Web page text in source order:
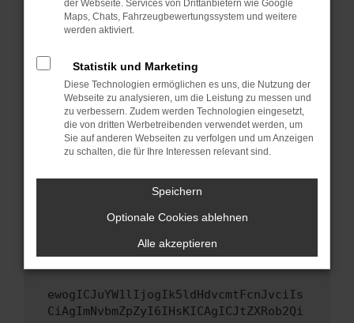
Probleme zu beheben.
Betriebssystem auf dem neuesten Stand
sind.
Veraltete Software birgt nicht nur ein
Sicherheitsrisiko, sondern kann auch dazu
führen, dass bestimmte Funktionen nicht mehr
unterstützt werden.
Wenn du alle oben genannten Schritte versucht
versuchen, das Problem zu beheben. Du kannst
uns diesen Text schicken, um uns bei der
Fehlersuche zu unterstützen:
ewogICJuYW1lIjogIk5ldHdvcmtFcnJvciIs
CiAgImNvbmZpZyI6IHsKICAgICJtZXRob2Qi
der Webseite. Services von Drittanbietern wie Google
Maps, Chats, Fahrzeugbewertungssystem und weitere
werden aktiviert.
Statistik und Marketing
Diese Technologien ermöglichen es uns, die Nutzung der
Webseite zu analysieren, um die Leistung zu messen und
zu verbessern. Zudem werden Technologien eingesetzt,
die von dritten Werbetreibenden verwendet werden, um
Sie auf anderen Webseiten zu verfolgen und um Anzeigen
zu schalten, die für Ihre Interessen relevant sind.
Speichern
Optionale Cookies ablehnen
Alle akzeptieren